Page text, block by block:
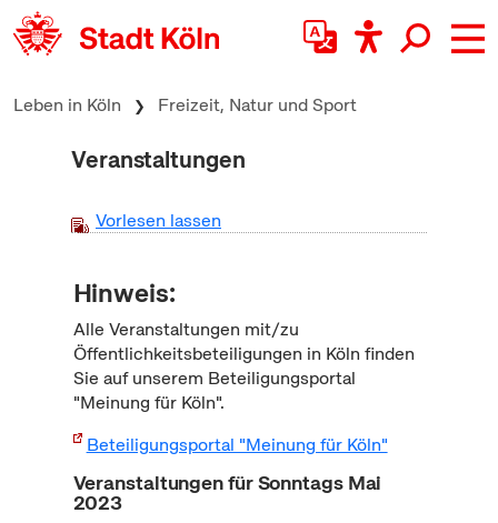
zum Inhalt springen
Leben in Köln Freizeit, Natur und Sport
Veranstaltungen
Vorlesen lassen
Hinweis:
Alle Veranstaltungen mit/zu
Öffentlichkeitsbeteiligungen in Köln finden
Sie auf unserem Beteiligungsportal
"Meinung für Köln".
Beteiligungsportal "Meinung für Köln"
Veranstaltungen für Sonntags Mai
2023